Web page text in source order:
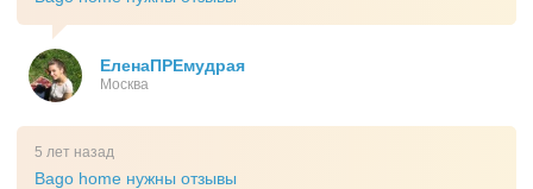
ЕленаПРЕмудрая
Москва
5 лет назад
Bago home нужны отзывы